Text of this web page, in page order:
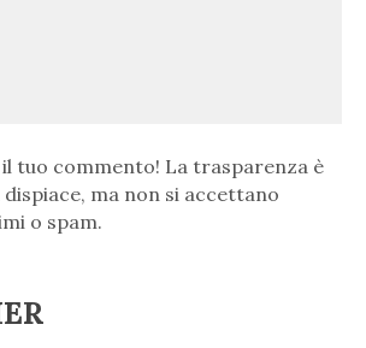
tuo commento! La trasparenza è
ma non si accettano
o spam.